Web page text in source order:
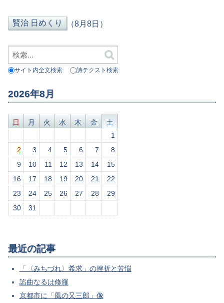
（8月8日）
サイト内全文検索 詩テクスト検索
2026年8月
日 月 火 水 木 金
土
1
2
3 4 5 6 7
8
9
10 11 12 13 14
15
16
17 18 19 20 21
22
23
24 25 26 27 28
29
30
31
最近の記事
「〈みちづれ〉希求」の挫折と苦悩
諂曲なるは修羅
京都市に「風の又三郎」像